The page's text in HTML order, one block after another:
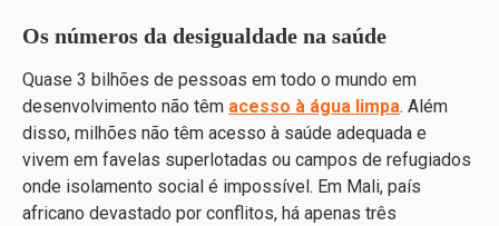
Os números da desigualdade na saúde
Quase 3 bilhões de pessoas em todo o mundo em
desenvolvimento não têm acesso à água limpa. Além
disso, milhões não têm acesso à saúde adequada e
vivem em favelas superlotadas ou campos de refugiados
onde isolamento social é impossível. Em Mali, país
africano devastado por conflitos, há apenas três